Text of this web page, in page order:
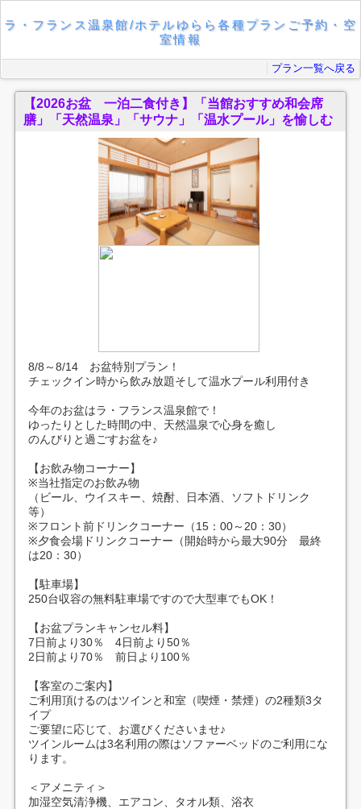
ラ・フランス温泉館/ホテルゆらら各種プランご予約・空
室情報
プラン一覧へ戻る
【2026お盆 一泊二食付き】「当館おすすめ和会席
膳」「天然温泉」「サウナ」「温水プール」を愉しむ
8/8～8/14 お盆特別プラン！
チェックイン時から飲み放題そして温水プール利用付き
今年のお盆はラ・フランス温泉館で！
ゆったりとした時間の中、天然温泉で心身を癒し
のんびりと過ごすお盆を♪
【お飲み物コーナー】
※当社指定のお飲み物
（ビール、ウイスキー、焼酎、日本酒、ソフトドリンク
等）
※フロント前ドリンクコーナー（15：00～20：30）
※夕食会場ドリンクコーナー（開始時から最大90分 最終
は20：30）
【駐車場】
250台収容の無料駐車場ですので大型車でもOK！
【お盆プランキャンセル料】
7日前より30％ 4日前より50％
2日前より70％ 前日より100％
【客室のご案内】
ご利用頂けるのはツインと和室（喫煙・禁煙）の2種類3タ
イプ
ご要望に応じて、お選びくださいませ♪
ツインルームは3名利用の際はソファーベッドのご利用にな
ります。
＜アメニティ＞
加湿空気清浄機、エアコン、タオル類、浴衣